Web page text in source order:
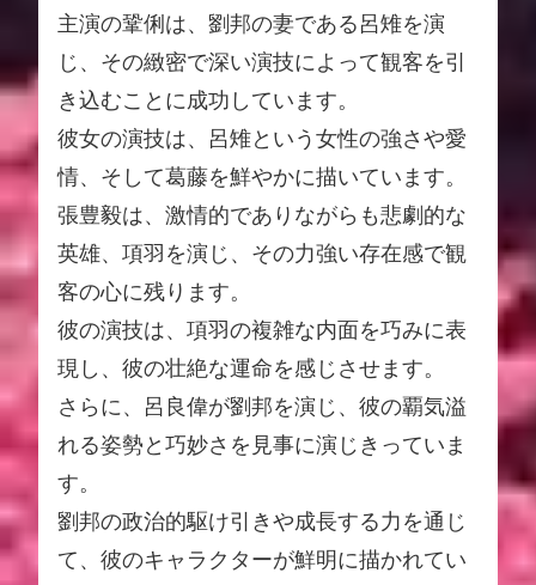
主演の鞏俐は、劉邦の妻である呂雉を演
じ、その緻密で深い演技によって観客を引
き込むことに成功しています。
彼女の演技は、呂雉という女性の強さや愛
情、そして葛藤を鮮やかに描いています。
張豊毅は、激情的でありながらも悲劇的な
英雄、項羽を演じ、その力強い存在感で観
客の心に残ります。
彼の演技は、項羽の複雑な内面を巧みに表
現し、彼の壮絶な運命を感じさせます。
さらに、呂良偉が劉邦を演じ、彼の覇気溢
れる姿勢と巧妙さを見事に演じきっていま
す。
劉邦の政治的駆け引きや成長する力を通じ
て、彼のキャラクターが鮮明に描かれてい